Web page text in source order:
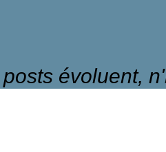
évoluent,